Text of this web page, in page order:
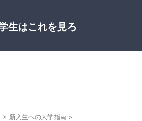
生はこれを見ろ
> 新入生への大学指南 >